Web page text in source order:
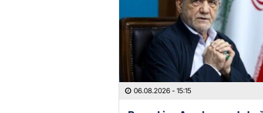
06.08.2026 - 15:15